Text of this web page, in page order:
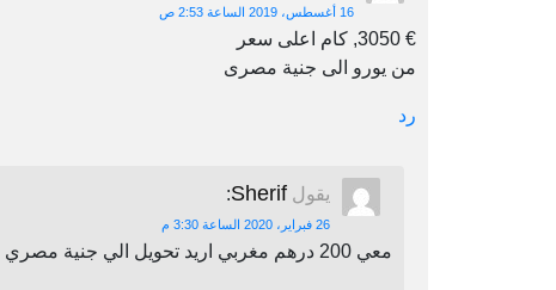
16 أغسطس، 2019 الساعة 2:53 ص
€ 3050, كام اعلى سعر
من يورو الى جنية مصرى
رد
يقول Sherif
:
26 فبراير، 2020 الساعة 3:30 م
معي 200 درهم مغربي اريد تحويل الي جنية مصري اين يمكنني أن احول